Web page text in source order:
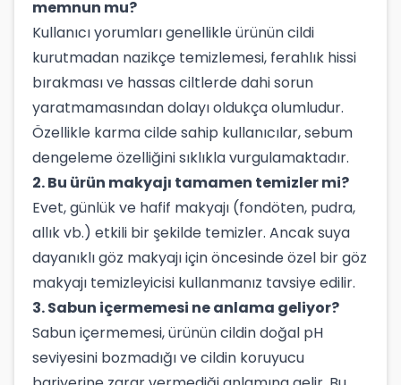
memnun mu?
Kullanıcı yorumları genellikle ürünün cildi
kurutmadan nazikçe temizlemesi, ferahlık hissi
bırakması ve hassas ciltlerde dahi sorun
yaratmamasından dolayı oldukça olumludur.
Özellikle karma cilde sahip kullanıcılar, sebum
dengeleme özelliğini sıklıkla vurgulamaktadır.
2. Bu ürün makyajı tamamen temizler mi?
Evet, günlük ve hafif makyajı (fondöten, pudra,
allık vb.) etkili bir şekilde temizler. Ancak suya
dayanıklı göz makyajı için öncesinde özel bir göz
makyajı temizleyicisi kullanmanız tavsiye edilir.
3. Sabun içermemesi ne anlama geliyor?
Sabun içermemesi, ürünün cildin doğal pH
seviyesini bozmadığı ve cildin koruyucu